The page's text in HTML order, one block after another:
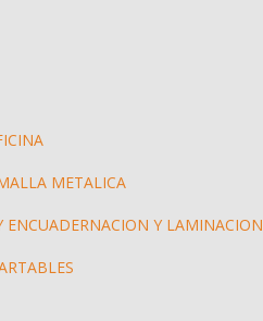
METALICA
ENCUADERNACION Y LAMINACION